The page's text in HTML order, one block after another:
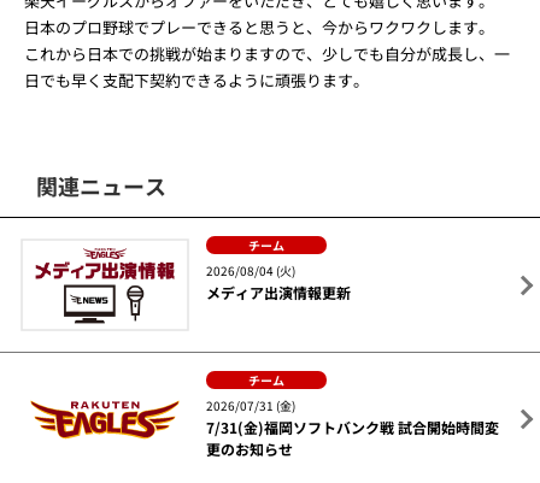
日本のプロ野球でプレーできると思うと、今からワクワクします。
これから日本での挑戦が始まりますので、少しでも自分が成長し、一
日でも早く支配下契約できるように頑張ります。
関連ニュース
チーム
2026/08/04 (火)
メディア出演情報更新
チーム
2026/07/31 (金)
7/31(金)福岡ソフトバンク戦 試合開始時間変
更のお知らせ